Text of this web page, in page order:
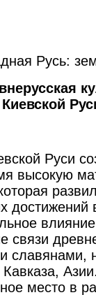
Русь:
Руси
высокую
достижений
связи
славянами,
место в